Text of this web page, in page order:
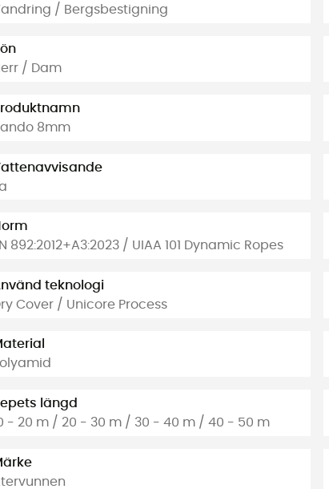
/ Bergsbestigning
/ Dam
8mm
892:2012+A3:2023 / UIAA 101 Dynamic Ropes
teknologi
Cover / Unicore Process
längd
- 20 m / 20 - 30 m / 30 - 40 m / 40 - 50 m